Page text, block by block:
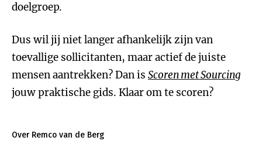
doelgroep.
Dus wil jij niet langer afhankelijk zijn van
toevallige sollicitanten, maar actief de juiste
mensen aantrekken? Dan is Scoren met Sourcing
jouw praktische gids. Klaar om te scoren?
Over Remco van de Berg